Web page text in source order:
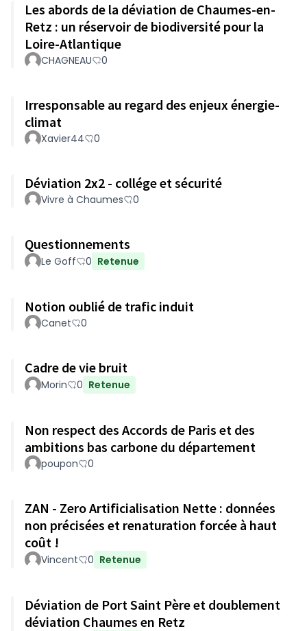
Les abords de la déviation de Chaumes-en-
Retz : un réservoir de biodiversité pour la
Loire-Atlantique
CHAGNEAU 0
Irresponsable au regard des enjeux énergie-
climat
Xavier44 0
Déviation 2x2 - collége et sécurité
Vivre à Chaumes 0
Questionnements
Le Goff 0 Retenue
Notion oublié de trafic induit
Canet 0
Cadre de vie bruit
Morin 0 Retenue
Non respect des Accords de Paris et des
ambitions bas carbone du département
poupon 0
ZAN - Zero Artificialisation Nette : données
non précisées et renaturation forcée à haut
coût !
Vincent 0 Retenue
Déviation de Port Saint Père et doublement
déviation Chaumes en Retz